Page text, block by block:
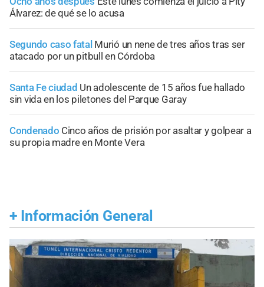
Álvarez: de qué se lo acusa
Segundo caso fatal Murió un nene de tres años tras ser
atacado por un pitbull en Córdoba
Santa Fe ciudad Un adolescente de 15 años fue hallado
sin vida en los piletones del Parque Garay
Condenado Cinco años de prisión por asaltar y golpear a
su propia madre en Monte Vera
+ Información General